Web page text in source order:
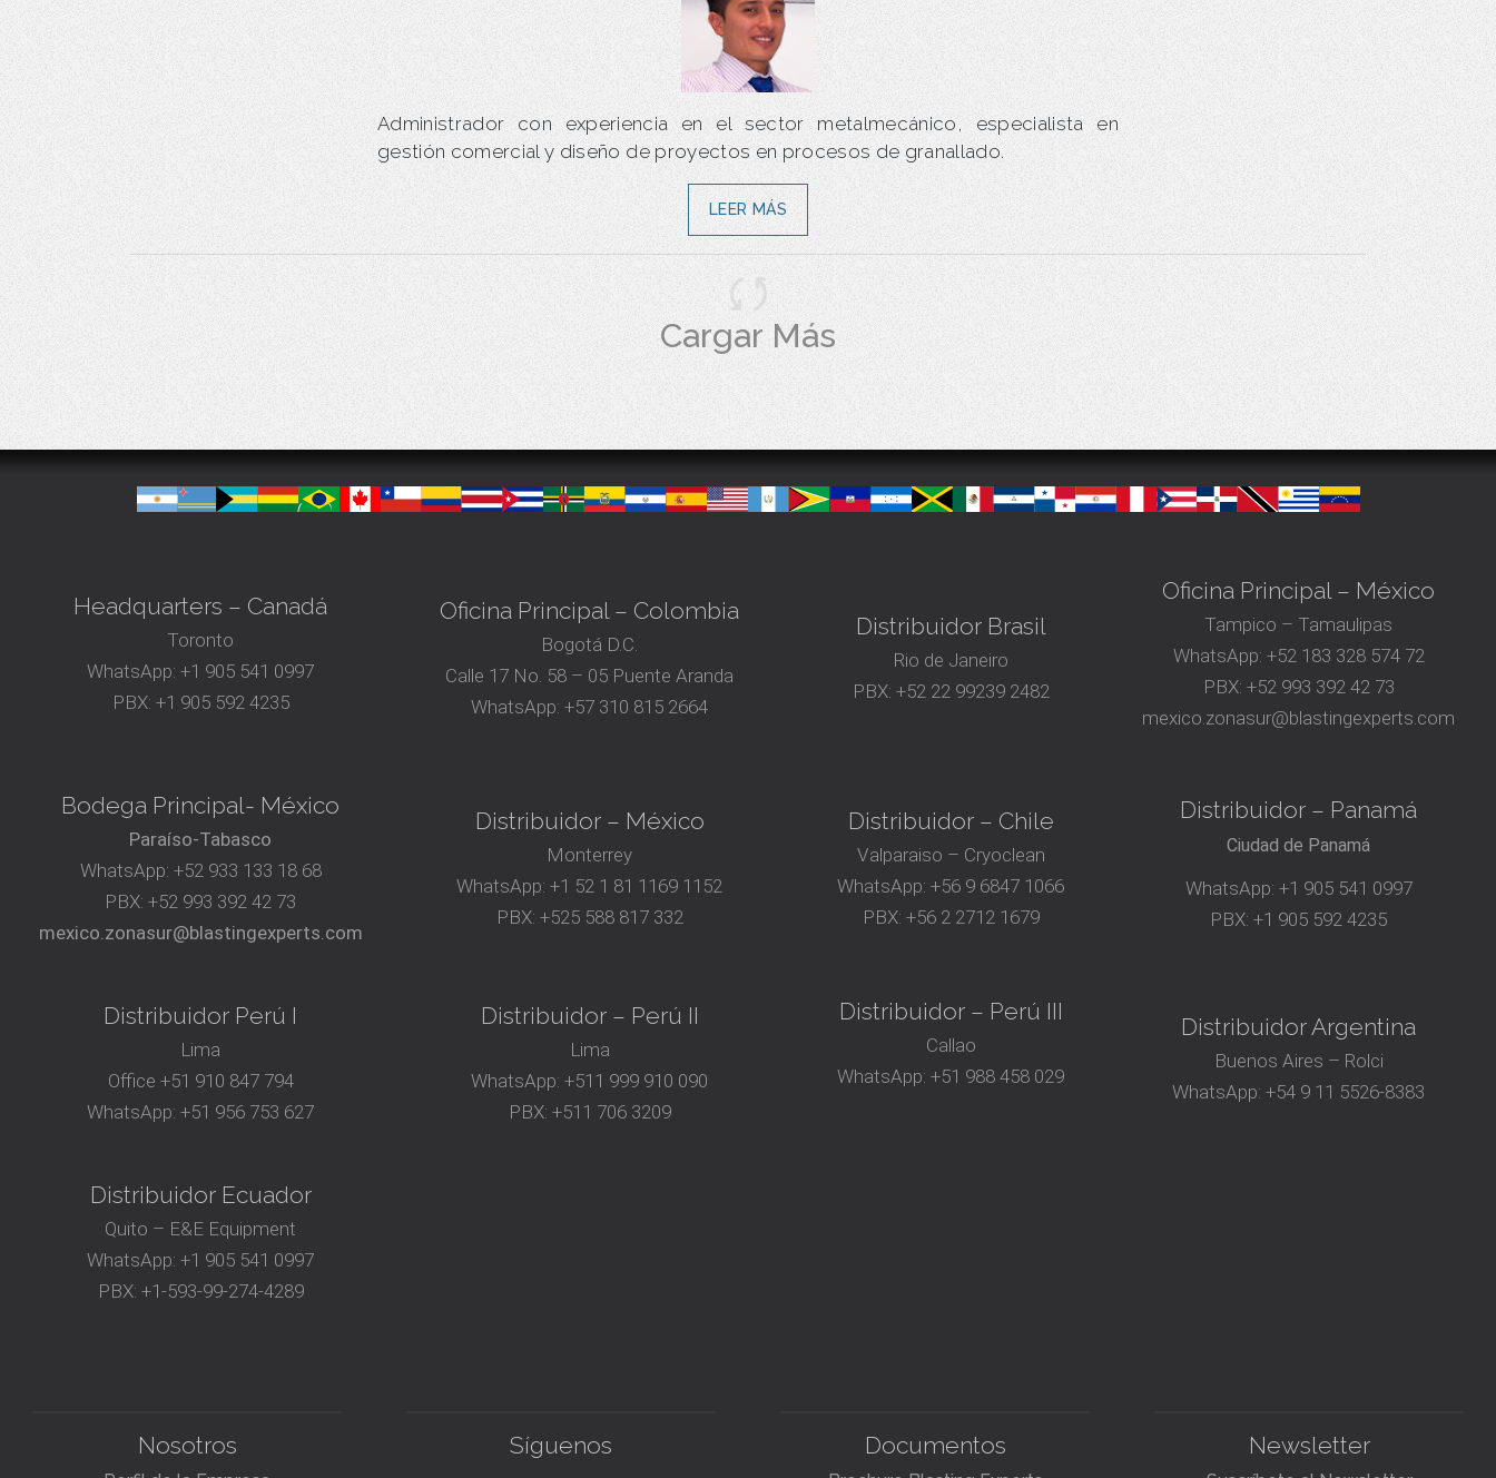
Administrador con experiencia en el sector metalmecánico, especialista en
gestión comercial y diseño de proyectos en procesos de granallado.
LEER MÁS
Cargar Más
Headquarters – Canadá
Toronto
WhatsApp: +1 905 541 0997
PBX: +1 905 592 4235
Oficina Principal – Colombia
Bogotá D.C.
Calle 17 No. 58 – 05 Puente Aranda
WhatsApp: +57 310 815 2664
Distribuidor Brasil
Rio de Janeiro
PBX: +52 22 99239 2482
Oficina Principal – México
Tampico – Tamaulipas
WhatsApp: +52 183 328 574 72
PBX: +52 993 392 42 73
mexico.zonasur@blastingexperts.com
Bodega Principal- México
Paraíso-Tabasco
WhatsApp: +52 933 133 18 68
PBX:+52 993 392 42 73
mexico.zonasur@blastingexperts.com
Distribuidor – México
Monterrey
WhatsApp: +1 52 1 81 1169 1152
PBX: +525 588 817 332
Distribuidor – Chile
Valparaiso – Cryoclean
WhatsApp: +56 9 6847 1066
PBX: +56 2 2712 1679
Distribuidor – Panamá
Ciudad de Panamá
WhatsApp: +1 905 541 0997
PBX:+1 905 592 4235
Distribuidor Perú I
Lima
Office +51 910 847 794‬
WhatsApp:+51 956 753 627
Distribuidor – Perú II
Lima
WhatsApp: +511 999 910 090
PBX: +511 706 3209
Distribuidor – Perú III
Callao
WhatsApp: +51 988 458 029
Distribuidor Argentina
Buenos Aires – Rolci
WhatsApp:+54 9 11 5526-8383
Distribuidor Ecuador
Quito – E&E Equipment
WhatsApp: +1 905 541 0997
PBX: +1-593-99-274-4289
Nosotros Síguenos Documentos Newsletter